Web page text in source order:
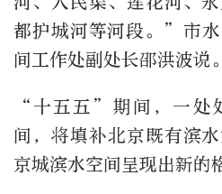
都护城河等河段。”市
间工作处副处长邵洪波说。
“十五五”期间，一处
间，将填补北京既有滨
京城滨水空间呈现出新的